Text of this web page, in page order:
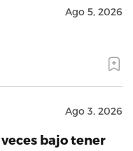
Ago 5, 2026
Ago 3, 2026
veces bajo tener